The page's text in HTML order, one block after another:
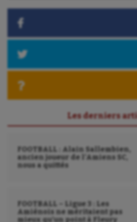
Roller-derby
Sport adapté
Sport handicap
Sport-entreprise
Tir
Les derniers
FOOTBALL : Alain Sallembien,
ancien joueur de l’Amiens SC,
nous a quittés
FOOTBALL – Ligue 3 : Les
Amiénois ne méritaient pas
mieux qu’un point à Fleury